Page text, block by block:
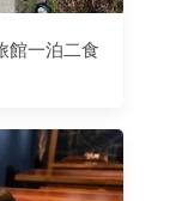
館一泊二食